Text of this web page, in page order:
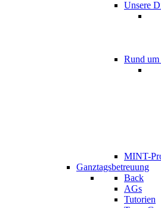
Unsere
Rund
MINT-
Ganztagsbetreuung
Back
AGs
Tutorien